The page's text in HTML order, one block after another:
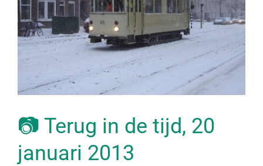
📷 Terug in de tijd, 20
januari 2013